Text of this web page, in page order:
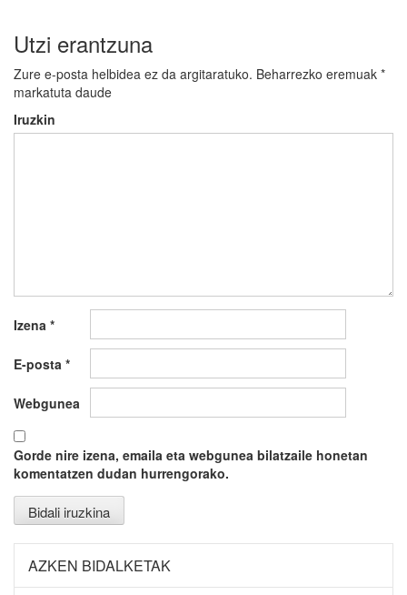
Utzi erantzuna
Zure e-posta helbidea ez da argitaratuko. Beharrezko eremuak *
markatuta daude
Iruzkin
Izena *
E-posta *
Webgunea
Gorde nire izena, emaila eta webgunea bilatzaile honetan
komentatzen dudan hurrengorako.
AZKEN BIDALKETAK